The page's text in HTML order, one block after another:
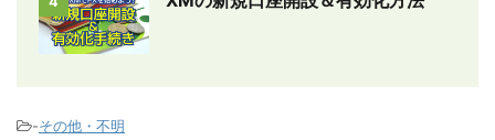
-その他・不明